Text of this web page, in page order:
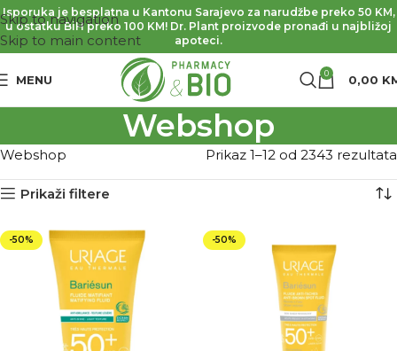
Skip to navigation
Skip to main content
Isporuka je besplatna u Kantonu Sarajevo za narudžbe preko 50 KM,
u ostatku BiH preko 100 KM! Dr. Plant proizvode pronađi u najbližoj
apoteci.
MENU 0 0,00
Webshop
Webshop Prikaz 1–12 od 2343 rezultata
Prikaži filtere
-50% -50%